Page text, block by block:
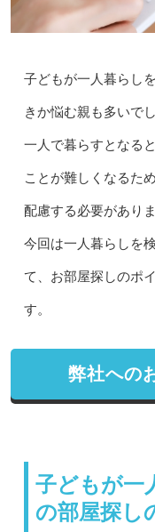
子どもが一人暮らし
きか悩む親も多いでし
一人で暮らすとなる
ことが難しくなるた
配慮する必要がありま
今回は一人暮らしを
て、お部屋探しのポ
す。
弊社への
子どもが一
の部屋探し